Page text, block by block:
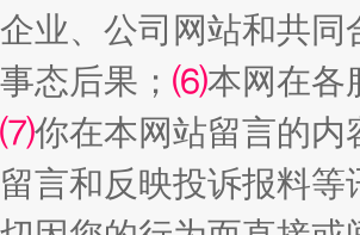
退费，一次搞定
业、公司网站和共
态后果； ⑹本网在各
⑺你在本网站留言的内
言和反映投诉报料